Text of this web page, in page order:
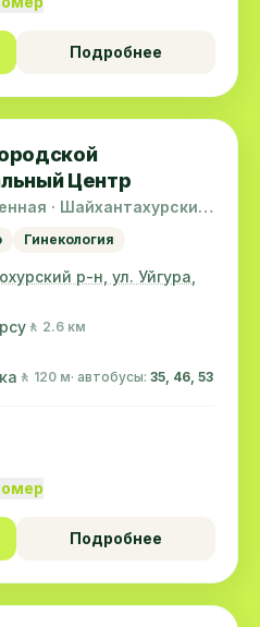
Подробнее
Центр
· Шайхантахурский
Гинекология
р-н, ул. Уйгура,
🚶 2.6 км
🚶 120 м· автобусы: 35, 46, 53
Подробнее